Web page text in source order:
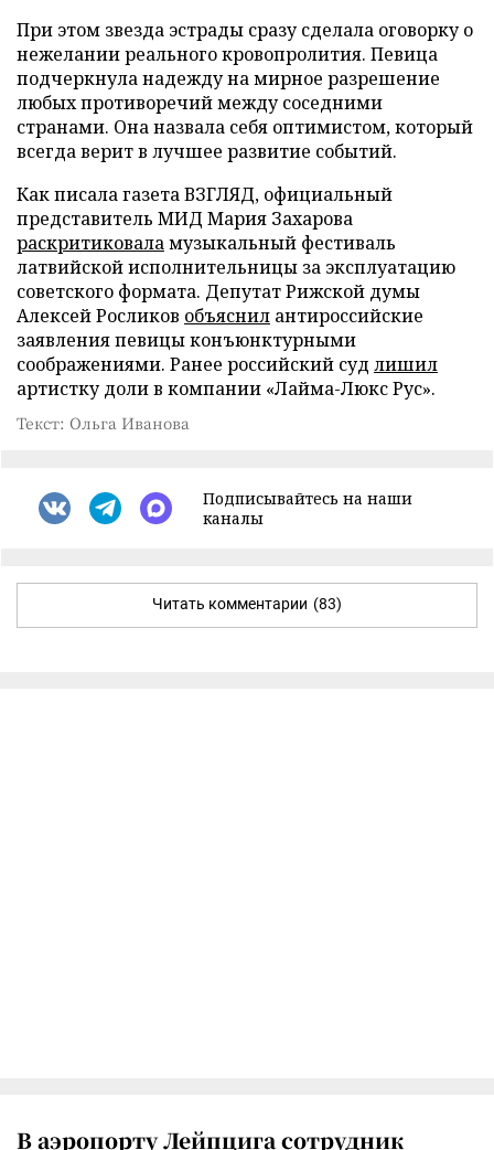
При этом звезда эстрады сразу сделала оговорку о
нежелании реального кровопролития. Певица
подчеркнула надежду на мирное разрешение
любых противоречий между соседними
странами. Она назвала себя оптимистом, который
всегда верит в лучшее развитие событий.
Как писала газета ВЗГЛЯД, официальный
представитель МИД Мария Захарова
раскритиковаламузыкальный фестиваль
латвийской исполнительницы за эксплуатацию
советского формата. Депутат Рижской думы
Алексей Росликов объяснил антироссийские
заявления певицы конъюнктурными
соображениями. Ранее российский суд лишил
артистку доли в компании «Лайма-Люкс Рус».
Текст: Ольга Иванова
Подписывайтесь на наши
каналы
Читать комментарии (83)
В аэропорту Лейпцига сотрудник